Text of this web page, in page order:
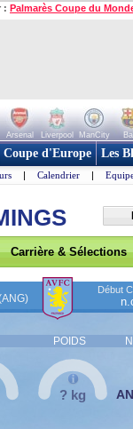
: Palmarès Coupe du
Arsenal Liverpool ManCity
Coupe d'Europe Les
| Calendrier |
Carrière & Sélections
Début
POIDS
? kg